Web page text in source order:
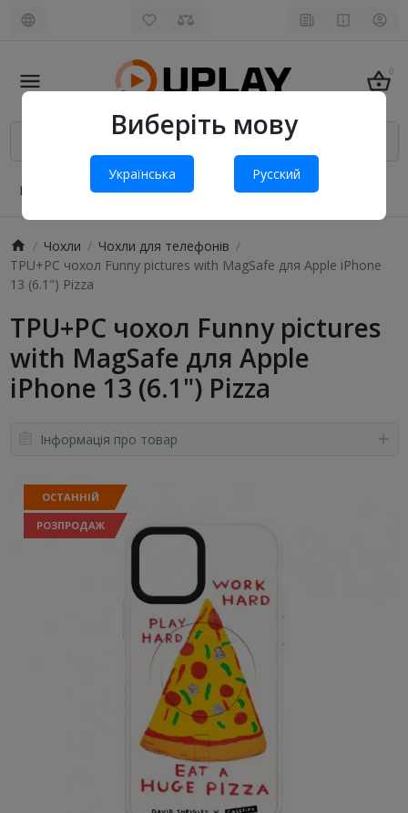
Виберіть мову
Українська Русский
0
Про нас Оплата і доставка Обмін та повернення
Чохли
Чохли для телефонів
TPU+PC чохол Funny pictures with MagSafe для Apple iPhone
13 (6.1") Pizza
TPU+PC чохол Funny pictures
with MagSafe для Apple
iPhone 13 (6.1") Pizza
Інформація про товар
ОСТАННІЙ
РОЗПРОДАЖ